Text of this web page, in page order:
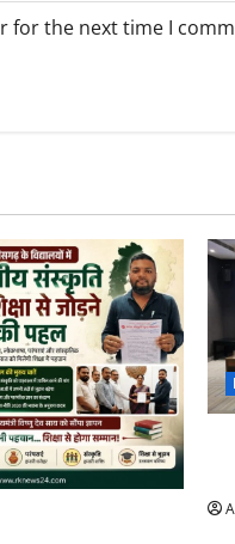
for the next time I